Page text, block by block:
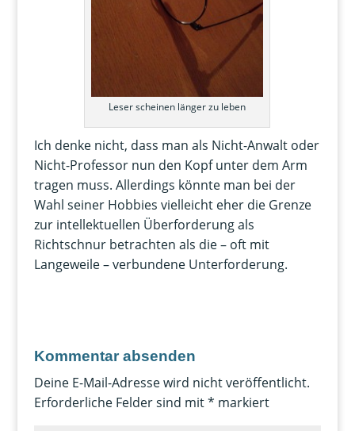
Leser scheinen länger zu leben
Ich denke nicht, dass man als Nicht-Anwalt oder
Nicht-Professor nun den Kopf unter dem Arm
tragen muss. Allerdings könnte man bei der
Wahl seiner Hobbies vielleicht eher die Grenze
zur intellektuellen Überforderung als
Richtschnur betrachten als die – oft mit
Langeweile – verbundene Unterforderung.
Kommentar absenden
Deine E-Mail-Adresse wird nicht veröffentlicht.
Erforderliche Felder sind mit* markiert